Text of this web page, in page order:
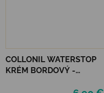
COLLONIL WATERSTOP
KRÉM BORDOVÝ -